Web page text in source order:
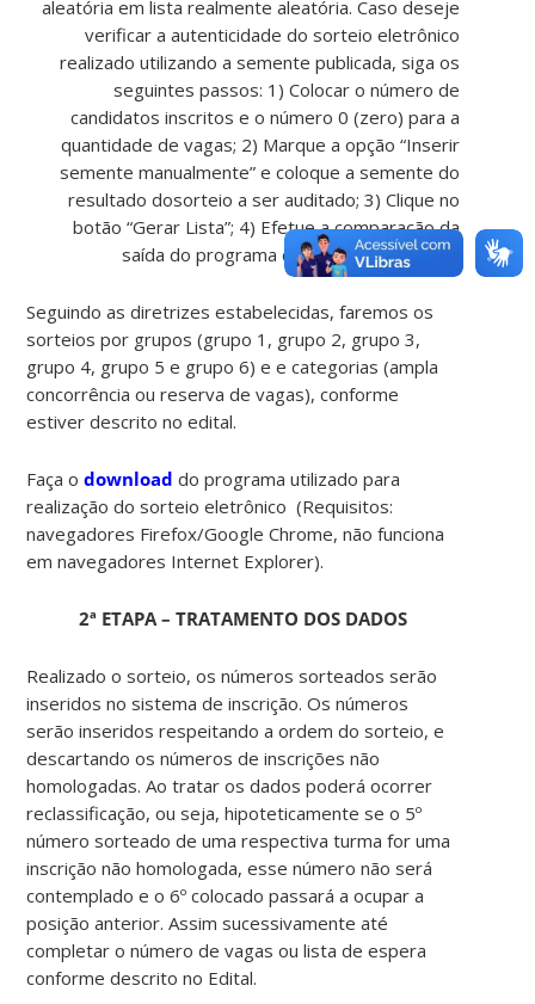
aleatória em lista realmente aleatória. Caso deseje
verificar a autenticidade do sorteio eletrônico
realizado utilizando a semente publicada, siga os
seguintes passos: 1) Colocar o número de
candidatos inscritos e o número 0 (zero) para a
quantidade de vagas; 2) Marque a opção “Inserir
semente manualmente” e coloque a semente do
resultado dosorteio a ser auditado; 3) Clique no
botão “Gerar Lista”; 4) Efetue a comparação da
saída do programa com a lista impressa.”
Seguindo as diretrizes estabelecidas, faremos os
sorteios por grupos (grupo 1, grupo 2, grupo 3,
grupo 4, grupo 5 e grupo 6) e e categorias (ampla
concorrência ou reserva de vagas), conforme
estiver descrito no edital.
Faça odownload do programa utilizado para
realização do sorteio eletrônico (Requisitos:
navegadores Firefox/Google Chrome, não funciona
em navegadores Internet Explorer).
2ª ETAPA – TRATAMENTO DOS DADOS
Realizado o sorteio, os números sorteados serão
inseridos no sistema de inscrição. Os números
serão inseridos respeitando a ordem do sorteio, e
descartando os números de inscrições não
homologadas. Ao tratar os dados poderá ocorrer
reclassificação, ou seja, hipoteticamente se o 5º
número sorteado de uma respectiva turma for uma
inscrição não homologada, esse número não será
contemplado e o 6º colocado passará a ocupar a
posição anterior. Assim sucessivamente até
completar o número de vagas ou lista de espera
conforme descrito no Edital.